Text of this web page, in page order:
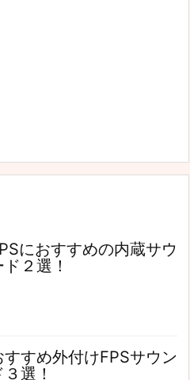
におすすめの内蔵サウ
２選！
すすめ外付けFPSサウン
選！